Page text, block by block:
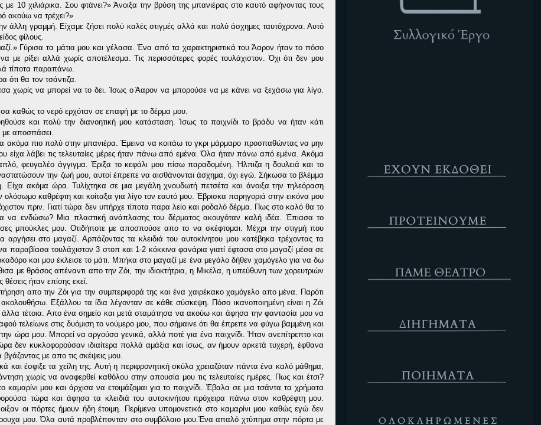
με 10 χιλιάρικα. Σου φτάνει?» Άνοιξα την βρύση της μπανιέρας στο καυτό αφήνοντας τους
ακούω να τρέχει?»
άλλη γραμμή. Είχαμε ζήσει πολύ καλές στιγμές αλλά και πολύ άσχημες ταυτόχρονα. Αυτό
φίλους.
Γύρισα τα μάτια μου και γέλασα. Ένα από τα χαρακτηριστικά του Άαρον ήταν το πόσο
με ρίξει αλλά χωρίς αποτέλεσμα. Τις περισσότερες φορές τουλάχιστον. Όχι ότι δεν μου
τίποτα παραπάνω.
ότι θα τον τσάντιζα.
χωρίς να μπορεί να το δει. Ίσως ο Άαρον να μπορούσε να με κάνει να ξεχάσω για λίγο.
καθώς το νερό ερχόταν σε επαφή με το δέρμα μου.
και πολύ την διανοητική μου κατάσταση. Ίσως το παιχνίδι το βράδυ να ήταν κάτι
αποσπάσει.
ακόμα πιο πολύ στην μπανιέρα. Έμεινα να κοιτάω το γκρι μάρμαρο προσπαθώντας να μην
λάβει τις τελευταίες μέρες ήταν πάνω από εμένα. Όλα ήταν πάνω από εμένα. Ακόμα
φευγαλέο άγγιγμα. Έριξα το κεφάλι μου πίσω παραδομένη. Ήλπιζα η δουλειά και το
την ζωή μου, αυτοί έπρεπε να αισθάνονται άσχημα, όχι εγώ. Σήκωσα το βλέμμα
Είχα ακόμα ώρα. Τυλίχτηκα σε μια μεγάλη χνουδωτή πετσέτα και άνοιξα την τηλεόραση
καθρέφτη και κοίταξα για λίγο τον εαυτό μου. Έβρισκα παρηγοριά στην εικόνα μου
πριν. Γιατί τώρα δεν υπήρχε τίποτα παρα λείο και ροδαλό δέρμα. Πως στο καλό θα το
να ενδώσω? Μια πλαστική ανάπλασης του δέρματος ακουγόταν καλή ιδέα. Έπιασα το
μπούκλες μου. Οτιδήποτε με αποσπούσε απο το να σκέφτομαι. Μέχρι την στιγμή που
αργήσει στο μαγαζί. Αρπάζοντας τα κλειδιά του αυτοκίνητου μου κατέβηκα τρέχοντας τα
τουλάχιστον 3 στοπ και 1-2 κόκκινα φανάρια γιατί έφτασα στο μαγαζί μέσα σε
και μου έκλεισε το μάτι. Μπήκα στο μαγαζί με ένα μεγάλο δήθεν χαμόγελο για να δω
με θράσος απέναντι απο την Ζόι, την ιδιοκτήτρια, η Μικέλα, η υπεύθυνη των χορευτριών
ήταν επίσης εκεί.
απο την Ζόι για την συμπεριφορά της και ένα χαιρέκακο χαμόγελο απο μένα. Παρότι
Εξάλλου τα ίδια λέγονταν σε κάθε σύσκεψη. Πόσο ικανοποιημένη είναι η Ζόι
τέτοια. Απο ένα σημείο και μετά σταμάτησα να ακούω και άφησα την φαντασία μου να
τελείωνε στις δυόμιση το νούμερο μου, που σήμαινε ότι θα έπρεπε να φύγω βαμμένη και
ώρα μου. Μπορεί να αργούσα γενικά, αλλά ποτέ για ένα παιχνίδι. Ήταν ανεπίτρεπτο και
δεν κυκλοφορούσαν ιδιαίτερα πολλά αμάξια και ίσως, αν ήμουν αρκετά τυχερή, έφθανα
με απο τις σκέψεις μου.
και έσφιξε τα χείλη της. Αυτή η περιφρονητική σκύλα χρειαζόταν πάντα ένα καλό μάθημα,
χωρίς να αναφερθεί καθόλου στην απουσία μου τις τελευταίες ημέρες. Πως και έτσι?
μου και άρχισα να ετοιμάζομαι για το παιχνίδι. Έβαλα σε μια τσάντα τα χρήματα
τώρα και άφησα τα κλειδιά του αυτοκινήτου πρόχειρα πάνω στον καθρέφτη μου.
οι πόρτες ήμουν ήδη έτοιμη. Περίμενα υπομονετικά στο καμαρίνι μου καθώς εγώ δεν
μου. Όλα αυτά προβλέπονταν στο συμβόλαιο μου.Ένα απαλό χτύπημα στην πόρτα με